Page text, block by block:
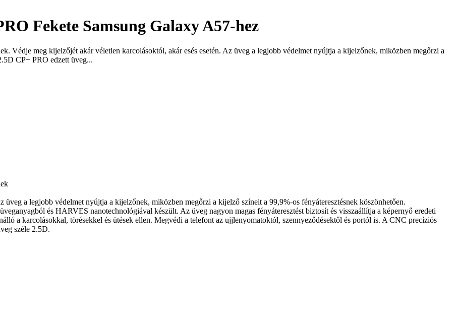
Fekete Samsung Galaxy A57-hez
Védje meg kijelzőjét akár véletlen karcolásoktól, akár esés esetén. Az üveg a legjobb védelmet nyújtja a kijelzőnek, miközben megőrzi a
CP+ PRO edzett üveg...
a legjobb védelmet nyújtja a kijelzőnek, miközben megőrzi a kijelző színeit a 99,9%-os fényáteresztésnek köszönhetően.
és HARVES nanotechnológiával készült. Az üveg nagyon magas fényáteresztést biztosít és visszaállítja a képernyő eredeti
a karcolásokkal, törésekkel és ütések ellen. Megvédi a telefont az ujjlenyomatoktól, szennyeződésektől és portól is. A CNC precíziós
széle 2.5D.